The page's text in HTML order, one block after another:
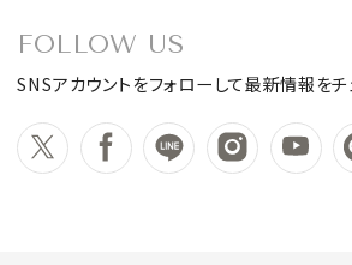
FOLLOW US
SNSアカウントをフォローして最新情報をチ